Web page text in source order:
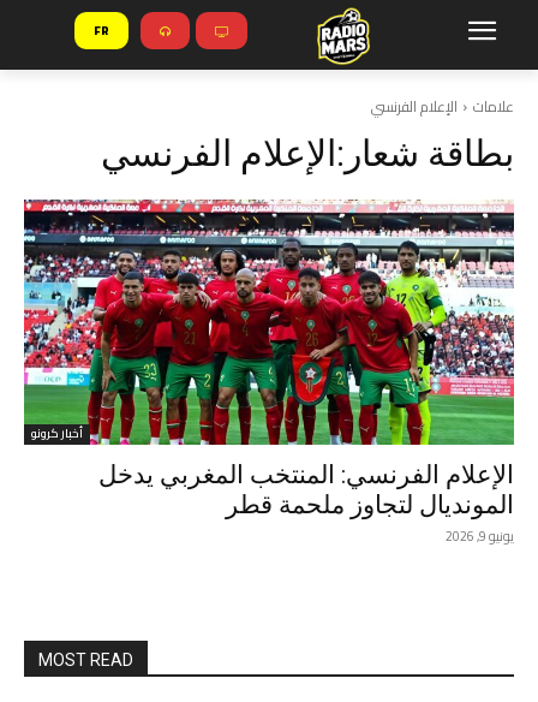
FR
علامات الإعلام الفرنسي
بطاقة شعار:الإعلام الفرنسي
أخبار كرونو
الإعلام الفرنسي: المنتخب المغربي يدخل
المونديال لتجاوز ملحمة قطر
يونيو 9, 2026
MOST READ